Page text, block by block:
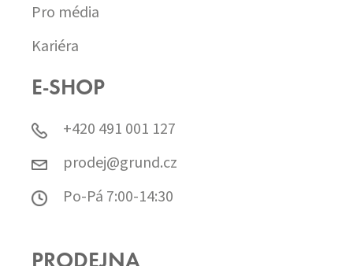
Pro média
Kariéra
E-SHOP
+420 491 001 127
prodej@grund.cz
Po-Pá 7:00-14:30